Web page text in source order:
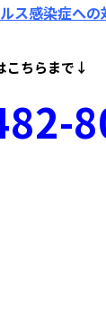
ス感染症への
こちらまで↓
2-
調布市 三鷹市 世